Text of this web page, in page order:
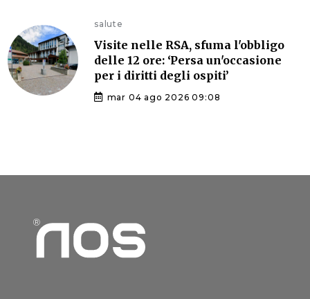
salute
Visite nelle RSA, sfuma l'obbligo
delle 12 ore: ‘Persa un'occasione
per i diritti degli ospiti’
mar 04 ago 2026 09:08